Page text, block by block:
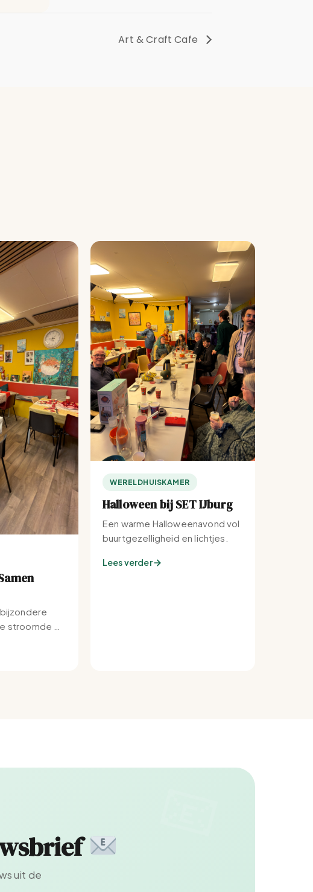
Art & Craft Cafe
stroomde bij
WERELDHUISKAMER
Halloween bij SET IJburg
Een warme Halloweenavond vol
buurtgezelligheid en lichtjes.
Lees verder
uit de